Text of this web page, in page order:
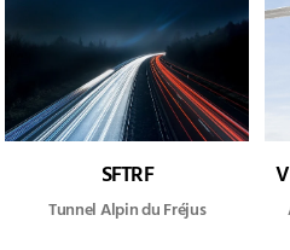
SFTRF
Tunnel Alpin du Fréjus